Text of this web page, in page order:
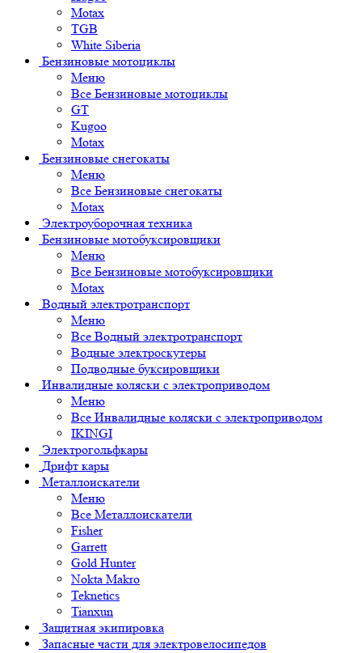
Motax
TGB
White Siberia
Бензиновые мотоциклы
Меню
Все Бензиновые мотоциклы
GT
Kugoo
Motax
Бензиновые снегокаты
Меню
Все Бензиновые снегокаты
Motax
Электроуборочная техника
Бензиновые мотобуксировщики
Меню
Все Бензиновые мотобуксировщики
Motax
Водный электротранспорт
Меню
Все Водный электротранспорт
Водные электроскутеры
Подводные буксировщики
Инвалидные коляски с электроприводом
Меню
Все Инвалидные коляски с электроприводом
IKINGI
Электрогольфкары
Дрифт кары
Металлоискатели
Меню
Все Металлоискатели
Fisher
Garrett
Gold Hunter
Nokta Makro
Teknetics
Tianxun
Защитная экипировка
Запасные части для электровелосипедов